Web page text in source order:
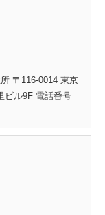
〒116-0014 東京
ビル9F 電話番号